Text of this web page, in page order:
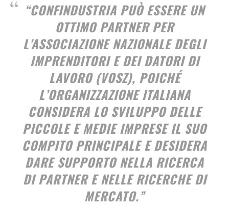
“CONFINDUSTRIA PUÒ ESSERE UN
OTTIMO PARTNER PER
L’ASSOCIAZIONE NAZIONALE DEGLI
IMPRENDITORI E DEI DATORI DI
LAVORO (VOSZ), POICHÉ
L’ORGANIZZAZIONE ITALIANA
CONSIDERA LO SVILUPPO DELLE
PICCOLE E MEDIE IMPRESE IL SUO
COMPITO PRINCIPALE E DESIDERA
DARE SUPPORTO NELLA RICERCA
DI PARTNER E NELLE RICERCHE DI
MERCATO.”